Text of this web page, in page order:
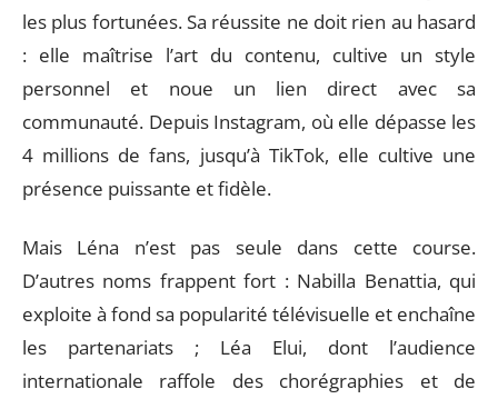
les plus fortunées. Sa réussite ne doit rien au hasard
: elle maîtrise l’art du contenu, cultive un style
personnel et noue un lien direct avec sa
communauté. Depuis Instagram, où elle dépasse les
4 millions de fans, jusqu’à TikTok, elle cultive une
présence puissante et fidèle.
Mais Léna n’est pas seule dans cette course.
D’autres noms frappent fort : Nabilla Benattia, qui
exploite à fond sa popularité télévisuelle et enchaîne
les partenariats ; Léa Elui, dont l’audience
internationale raffole des chorégraphies et de